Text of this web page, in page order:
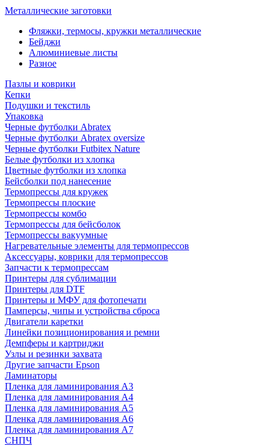
Металлические заготовки
Фляжки, термосы, кружки металлические
Бейджи
Алюминиевые листы
Разное
Пазлы и коврики
Кепки
Подушки и текстиль
Упаковка
Черные футболки Abratex
Черные футболки Abratex oversize
Черные футболки Futbitex Nature
Белые футболки из хлопка
Цветные футболки из хлопка
Бейсболки под нанесение
Термопрессы для кружек
Термопрессы плоские
Термопрессы комбо
Термопрессы для бейсболок
Термопрессы вакуумные
Нагревательные элементы для термопрессов
Аксессуары, коврики для термопрессов
Запчасти к термопрессам
Принтеры для сублимации
Принтеры для DTF
Принтеры и МФУ для фотопечати
Памперсы, чипы и устройства сброса
Двигатели каретки
Линейки позиционирования и ремни
Демпферы и картриджи
Узлы и резинки захвата
Другие запчасти Epson
Ламинаторы
Пленка для ламинирования А3
Пленка для ламинирования А4
Пленка для ламинирования А5
Пленка для ламинирования А6
Пленка для ламинирования А7
СНПЧ